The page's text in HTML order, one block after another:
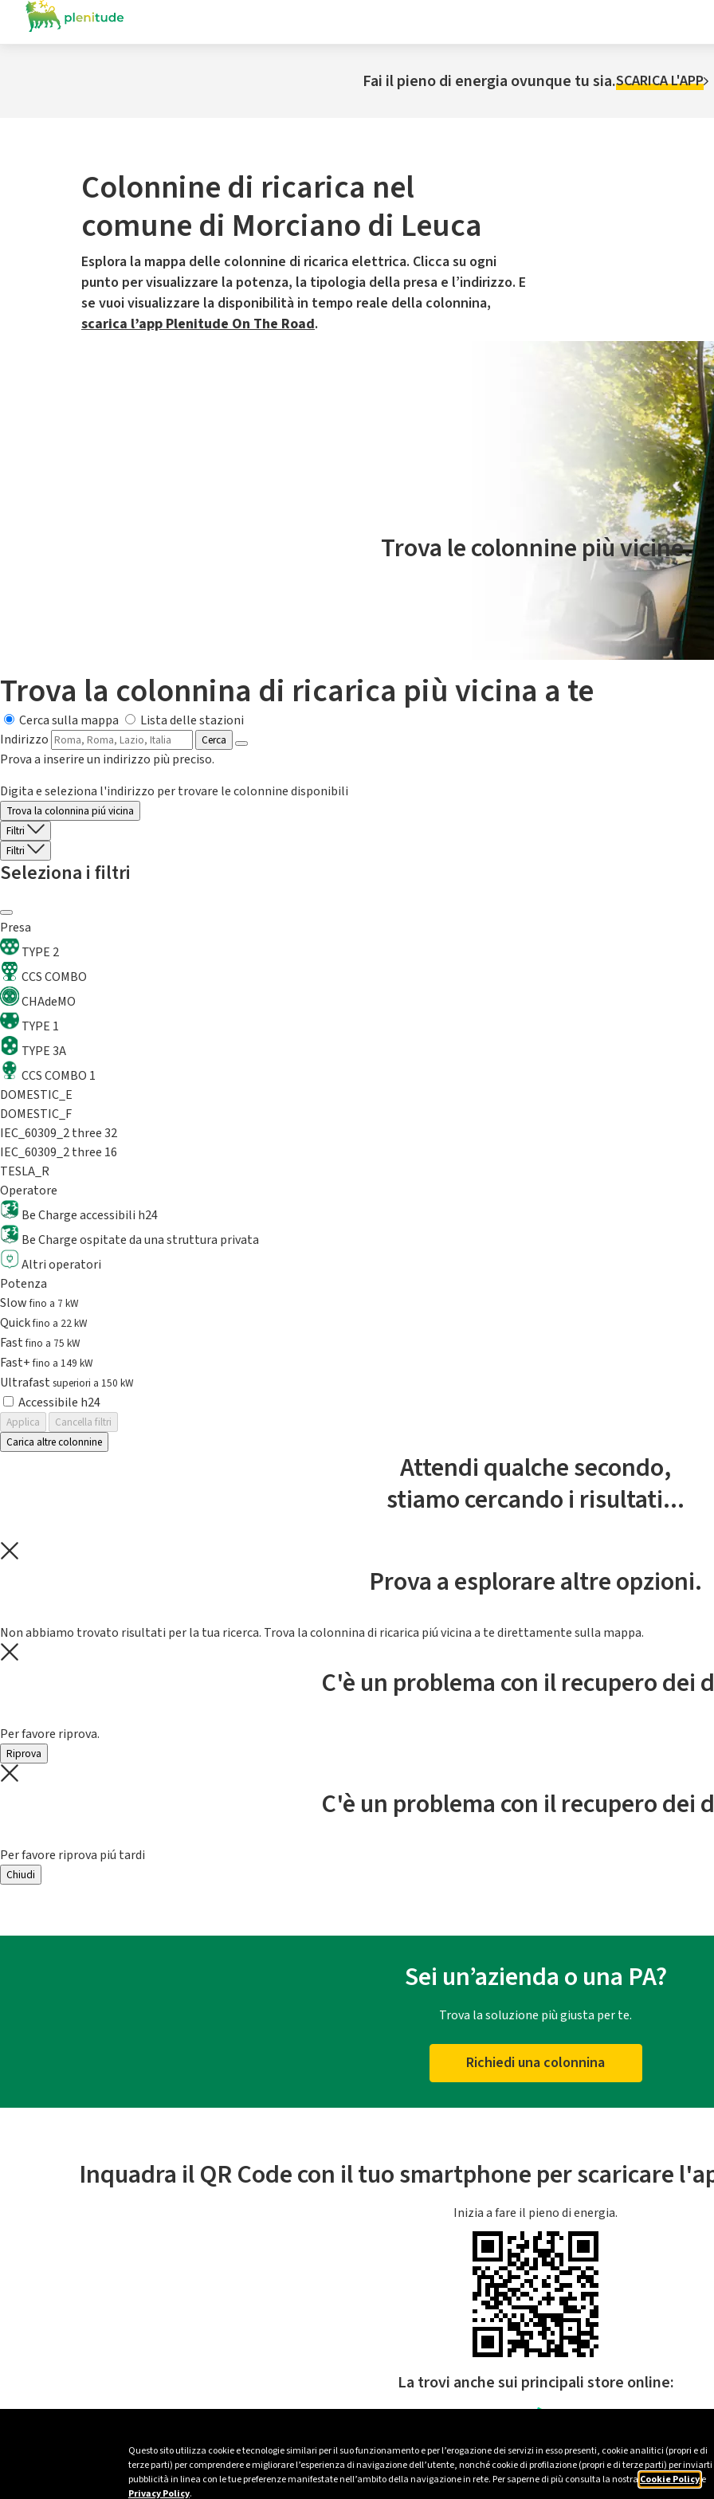
Questo sito utilizza cookie e tecnologie similari per il suo funzionamento e per l’erogazione dei servizi in esso presenti, cookie analitici (propri e di
terze parti) per comprendere e migliorare l’esperienza di navigazione dell’utente, nonché cookie di profilazione (propri e di terze parti) per inviarti
pubblicità in linea con le tue preferenze manifestate nell’ambito della navigazione in rete. Per saperne di più consulta la nostra Cookie Policye
Privacy Policy.
Fai il pieno di energia ovunque tu sia.SCARICA L'APP
Colonnine di ricarica nel
comune di Morciano di Leuca
Esplora la mappa delle colonnine di ricarica elettrica. Clicca su ogni
punto per visualizzare la potenza, la tipologia della presa e l’indirizzo. E
se vuoi visualizzare la disponibilità in tempo reale della colonnina,
scarica l’app Plenitude On The Road.
Il servizio di mobilità elettrica è gestito da Plenitude On The Road
Trova le colonnine più vicine.
Trova la colonnina di ricarica più vicina a te
Cerca sulla mappa
Lista delle stazioni
Indirizzo
Cerca
Prova a inserire un indirizzo più preciso.
Digita e seleziona l'indirizzo per trovare le colonnine disponibili
Trova la colonnina piú vicina
Filtri
Filtri
Seleziona i filtri
Presa
TYPE 2
CCS COMBO
CHAdeMO
TYPE 1
TYPE 3A
CCS COMBO 1
DOMESTIC_E
DOMESTIC_F
IEC_60309_2 three 32
IEC_60309_2 three 16
TESLA_R
Operatore
Be Charge accessibili h24
Be Charge ospitate da una struttura privata
Altri operatori
Potenza
Slowfino a 7 kW
Quickfino a 22 kW
Fastfino a 75 kW
Fast+fino a 149 kW
Ultrafast superiori a 150 kW
Accessibile h24
Applica
Cancella filtri
Carica altre colonnine
Attendi qualche secondo,
stiamo cercando i risultati...
Prova a esplorare altre opzioni.
Non abbiamo trovato risultati per la tua ricerca. Trova la colonnina di ricarica piú vicina a te direttamente sulla mappa.
C'è un problema con il recupero dei
Per favore riprova.
Riprova
C'è un problema con il recupero dei
Per favore riprova piú tardi
Chiudi
Sei un’azienda o una PA?
Trova la soluzione più giusta per te.
Richiedi una colonnina
Inquadra il QR Code con il tuo smartphone per scaricare
Inizia a fare il pieno di energia.
La trovi anche sui principali store online: